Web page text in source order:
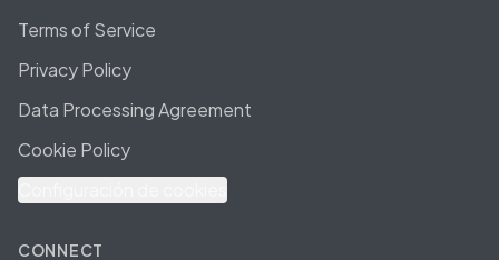
Terms of Service
Privacy Policy
Data Processing Agreement
Cookie Policy
CONNECT